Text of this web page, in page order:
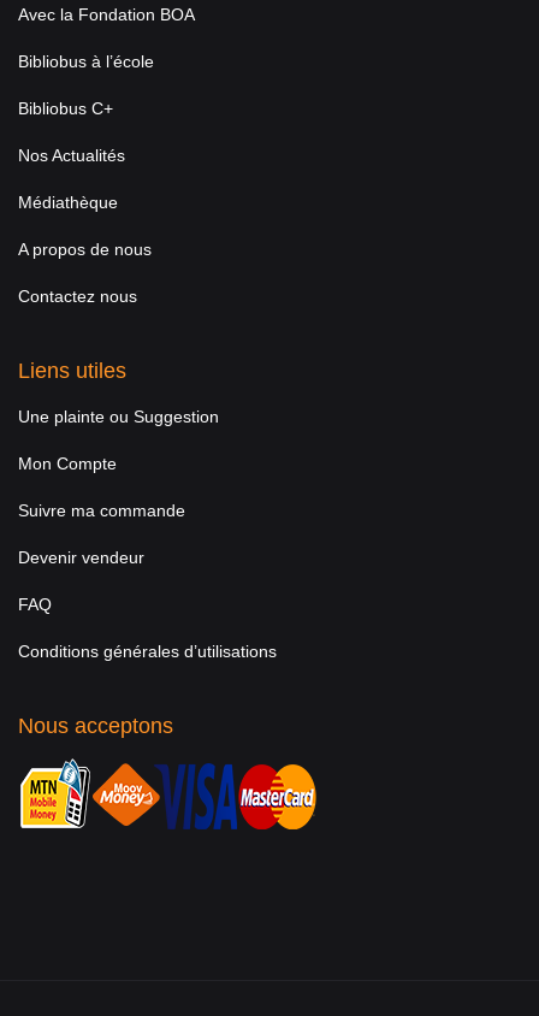
Avec la Fondation BOA
Bibliobus à l’école
Bibliobus C+
Nos Actualités
Médiathèque
A propos de nous
Contactez nous
Liens utiles
Une plainte ou Suggestion
Mon Compte
Suivre ma commande
Devenir vendeur
FAQ
Conditions générales d’utilisations
Nous acceptons